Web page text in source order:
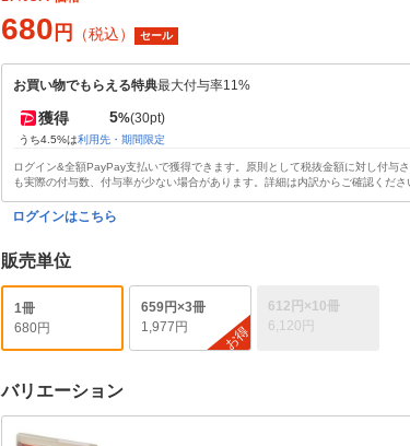
680 円 （税込） セール
お買い物でもらえる特典最大付与率11%
獲得 5%(30pt)
うち4.5%は利用先・期間限定
ログイン&全額PayPay支払いで獲得できます。原則として税抜金額に対し付与
も実際の付与数、付与率が少ない場合があります。詳細は内訳からご確認くださ
ログインはこちら
販売単位
1冊
680円
659円×3冊
1,977円
お得
612円×10冊
6,120円
バリエーション